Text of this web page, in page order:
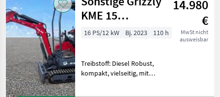
KME 15
Raupenbagger
14.980
€
MwSt nicht
ausweisbar
16 PS/12 kW Bj. 2023 110 h
Treibstoff: Diesel Robust,
kompakt, vielseitig, mit